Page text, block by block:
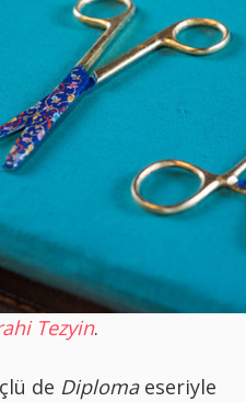
Tezyin.
de Diplomaeseriyle